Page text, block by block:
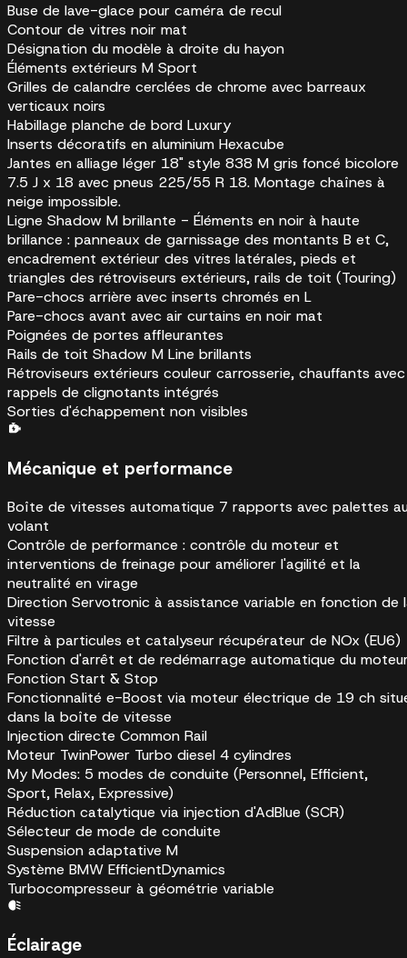
Buse de lave-glace pour caméra de recul
Contour de vitres noir mat
Désignation du modèle à droite du hayon
Éléments extérieurs M Sport
Grilles de calandre cerclées de chrome avec barreaux
verticaux noirs
Habillage planche de bord Luxury
Inserts décoratifs en aluminium Hexacube
Jantes en alliage léger 18" style 838 M gris foncé bicolore
7.5 J x 18 avec pneus 225/55 R 18. Montage chaînes à
neige impossible.
Ligne Shadow M brillante - Éléments en noir à haute
brillance : panneaux de garnissage des montants B et C,
encadrement extérieur des vitres latérales, pieds et
triangles des rétroviseurs extérieurs, rails de toit (Touring)
Pare-chocs arrière avec inserts chromés en L
Pare-chocs avant avec air curtains en noir mat
Poignées de portes affleurantes
Rails de toit Shadow M Line brillants
Rétroviseurs extérieurs couleur carrosserie, chauffants avec
rappels de clignotants intégrés
Sorties d'échappement non visibles
Mécanique et performance
Boîte de vitesses automatique 7 rapports avec palettes
volant
Contrôle de performance : contrôle du moteur et
interventions de freinage pour améliorer l'agilité et la
neutralité en virage
Direction Servotronic à assistance variable en fonction de
vitesse
Filtre à particules et catalyseur récupérateur de NOx (EU6)
Fonction d'arrêt et de redémarrage automatique du
Fonction Start & Stop
Fonctionnalité e-Boost via moteur électrique de 19 ch
dans la boîte de vitesse
Injection directe Common Rail
Moteur TwinPower Turbo diesel 4 cylindres
My Modes: 5 modes de conduite (Personnel, Efficient,
Sport, Relax, Expressive)
Réduction catalytique via injection d'AdBlue (SCR)
Sélecteur de mode de conduite
Suspension adaptative M
Système BMW EfficientDynamics
Turbocompresseur à géométrie variable
Éclairage